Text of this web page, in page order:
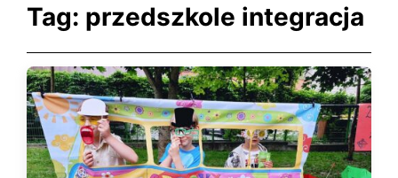
Tag: przedszkole integracja